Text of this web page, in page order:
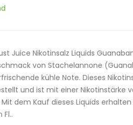
Juice Nikotinsalz Liquids
von Stachelannone
kühle Note. Dieses
und ist mit einer Nikotinstärke
dem Kauf dieses Liquids erhalten